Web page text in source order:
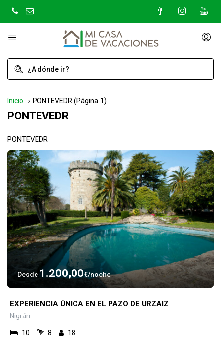
Inicio PONTEVEDR (Página 1)
PONTEVEDR
PONTEVEDR
Desde 1.200,00€ noche
EXPERIENCIA ÚNICA EN EL PAZO DE URZAIZ
Nigrán
10 8 18